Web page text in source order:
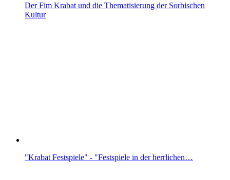
Der Fim Krabat und die Thematisierung der Sorbischen
Kultur
"Krabat Festspiele" - "Festspiele in der herrlichen…